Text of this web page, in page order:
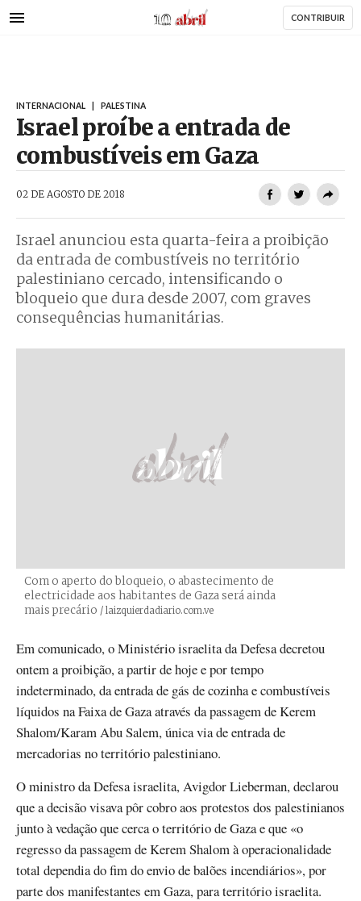
para
AbrilAbril CONTRIBUIR
INTERNACIONAL PALESTINA
Israel proíbe a entrada de
combustíveis em Gaza
02 DE AGOSTO DE 2018
Israel anunciou esta quarta-feira a proibição
da entrada de combustíveis no território
palestiniano cercado, intensificando o
bloqueio que dura desde 2007, com graves
consequências humanitárias.
Com o aperto do bloqueio, o abastecimento de
electricidade aos habitantes de Gaza será ainda
mais precário Créditos
/ laizquierdadiario.com.ve
Em comunicado, o Ministério israelita da Defesa decretou
ontem a proibição, a partir de hoje e por tempo
indeterminado, da entrada de gás de cozinha e combustíveis
líquidos na Faixa de Gaza através da passagem de Kerem
Shalom/Karam Abu Salem, única via de entrada de
mercadorias no território palestiniano.
O ministro da Defesa israelita, Avigdor Lieberman, declarou
que a decisão visava pôr cobro aos protestos dos palestinianos
junto à vedação que cerca o território de Gaza e que «o
regresso da passagem de Kerem Shalom à operacionalidade
total dependia do fim do envio de balões incendiários», por
parte dos manifestantes em Gaza, para território israelita.